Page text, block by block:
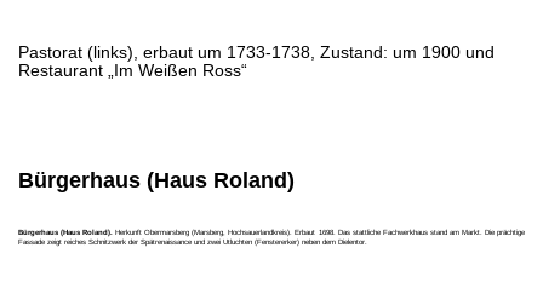
Pastorat (links), erbaut um 1733-1738, Zustand: um 1900 und
Restaurant „Im Weißen Ross“
Bürgerhaus (Haus Roland)
Bürgerhaus (Haus Roland).
Herkunft Obermarsberg (Marsberg, Hochsauerlandkreis). Erbaut 1698. Das stattliche Fachwerkhaus stand am Markt. Die prächtige
Fassade zeigt reiches Schnitzwerk der Spätrenaissance und zwei Utluchten (Fenstererker) neben dem Dielentor.